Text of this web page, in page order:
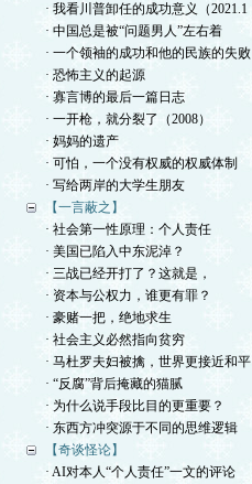
· 我看川普卸任的成功意义（2021.1
· 中国总是被“问题男人”左右着
· 一个领袖的成功和他的民族的失败
· 恐怖主义的起源
· 寡言博的最后一篇日志
· 一开枪，就分裂了（2008）
· 妈妈的遗产
· 可怕，一个没有权威的权威体制
· 写给两岸的大学生朋友
【一言蔽之】
· 社会第一性原理：个人责任
· 美国已陷入中东泥淖？
· 三战已经开打了？这就是，
· 资本与公权力，谁更有罪？
· 豪赌一把，绝地求生
· 社会主义必然指向贫穷
· 马杜罗夫妇被擒，世界更接近和平
· “反腐”背后掩藏的猫腻
· 为什么说手段比目的更重要？
· 东西方冲突源于不同的思维逻辑
【奇谈怪论】
· AI对本人“个人责任”一文的评论